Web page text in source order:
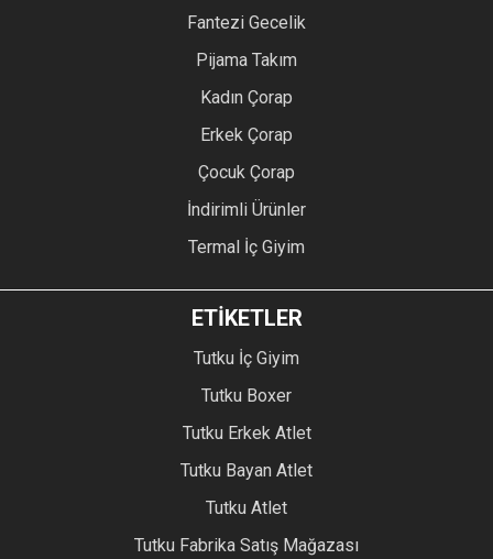
Fantezi Gecelik
Pijama Takım
Kadın Çorap
Erkek Çorap
Çocuk Çorap
İndirimli Ürünler
Termal İç Giyim
ETİKETLER
Tutku İç Giyim
Tutku Boxer
Tutku Erkek Atlet
Tutku Bayan Atlet
Tutku Atlet
Tutku Fabrika Satış Mağazası